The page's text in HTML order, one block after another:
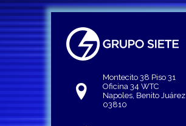
Montecito 38 Piso 31
Oficina 34 WTC
Napoles, Benito Juárez
03810